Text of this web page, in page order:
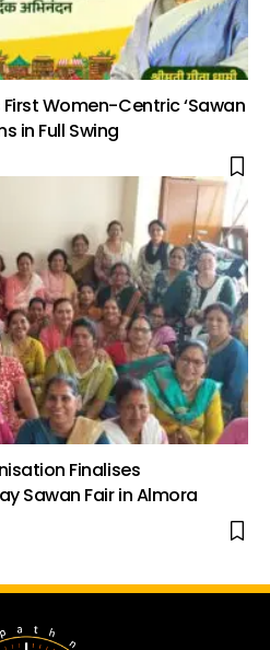
Women-Centric ‘Sawan
in Full Swing
Finalises
Sawan Fair in Almora